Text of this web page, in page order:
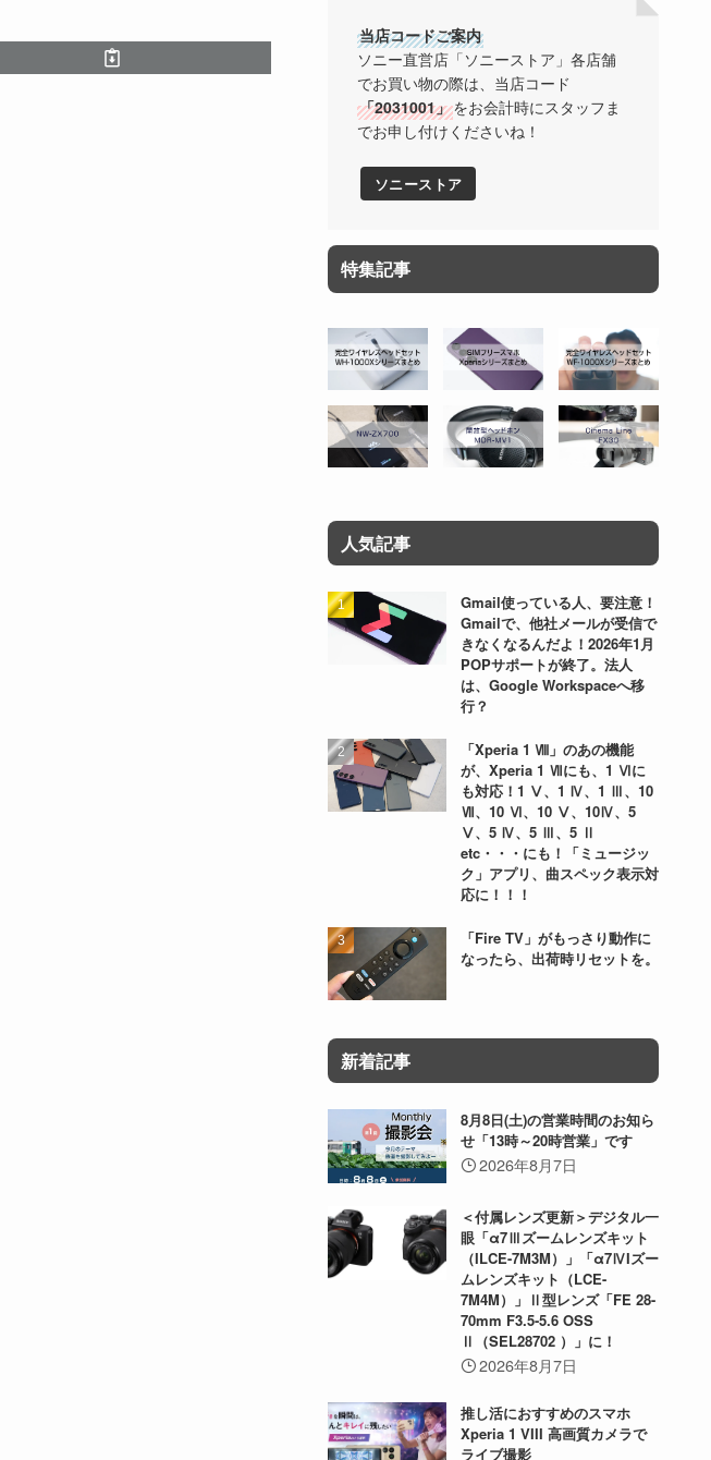
当店コードご案内
ソニー直営店「ソニーストア」各店舗
でお買い物の際は、当店コード
「2031001」をお会計時にスタッフま
でお申し付けくださいね！
ソニーストア
特集記事
人気記事
Gmail使っている人、要注意！
Gmailで、他社メールが受信で
きなくなるんだよ！2026年1月
POPサポートが終了。法人
は、Google Workspaceへ移
行？
「Xperia 1 Ⅷ」のあの機能
が、Xperia 1 Ⅶにも、1 Ⅵに
も対応！1 Ⅴ、1 Ⅳ、1 Ⅲ、10
Ⅶ、10 Ⅵ、10 Ⅴ、10Ⅳ、5
Ⅴ、5 Ⅳ、5 Ⅲ、5 Ⅱ
etc・・・にも！「ミュージッ
ク」アプリ、曲スペック表示対
応に！！！
「Fire TV」がもっさり動作に
なったら、出荷時リセットを。
新着記事
8月8日(土)の営業時間のお知ら
せ「13時～20時営業」です
2026年8月7日
＜付属レンズ更新＞デジタル一
眼「α7Ⅲズームレンズキット
（ILCE-7M3M）」「α7ⅣIズー
ムレンズキット（LCE-
7M4M）」Ⅱ型レンズ「FE 28-
70mm F3.5-5.6 OSS
Ⅱ（SEL28702 ）」に！
2026年8月7日
推し活におすすめのスマホ
Xperia 1 VIII 高画質カメラで
ライブ撮影